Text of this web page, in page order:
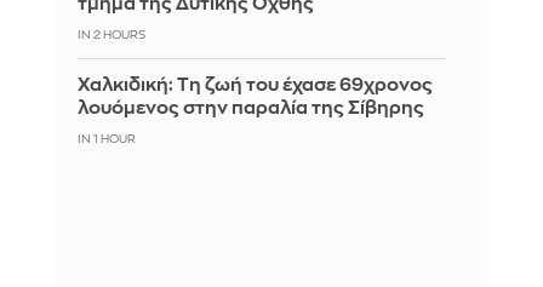
τμήμα της Δυτικής Όχθης
IN 2 HOURS
Χαλκιδική: Τη ζωή του έχασε 69χρονος
λουόμενος στην παραλία της Σίβηρης
IN 1 HOUR